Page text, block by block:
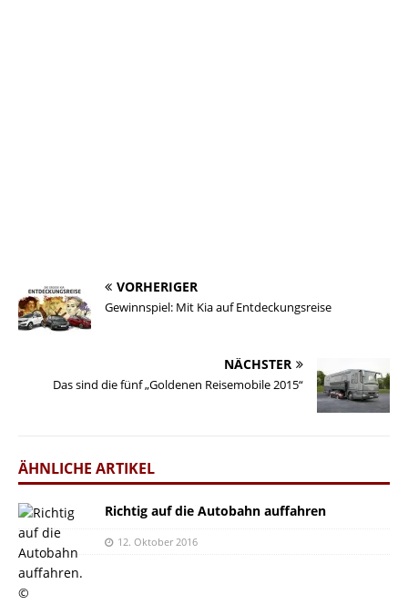
VORHERIGER
Gewinnspiel: Mit Kia auf Entdeckungsreise
NÄCHSTER
Das sind die fünf „Goldenen Reisemobile 2015“
ÄHNLICHE ARTIKEL
Richtig auf die Autobahn auffahren
12. Oktober 2016